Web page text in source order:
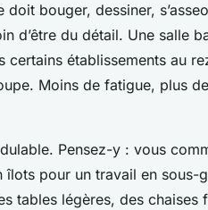
bouger, dessiner,
d’être du détail. Une salle
certains établissements au
Moins de fatigue, plus
Pensez-y : vous
îlots pour un travail en sous-
tables légères, des chaises